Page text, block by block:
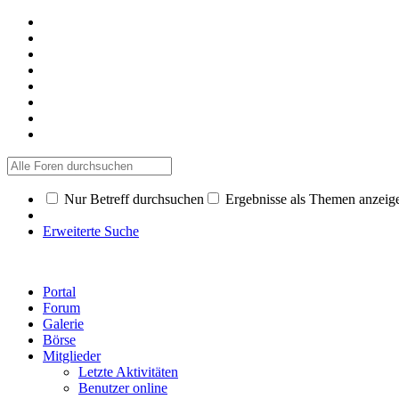
Nur Betreff durchsuchen Ergebnisse als Themen
Erweiterte Suche
Portal
Forum
Galerie
Börse
Mitglieder
Letzte Aktivitäten
Benutzer online